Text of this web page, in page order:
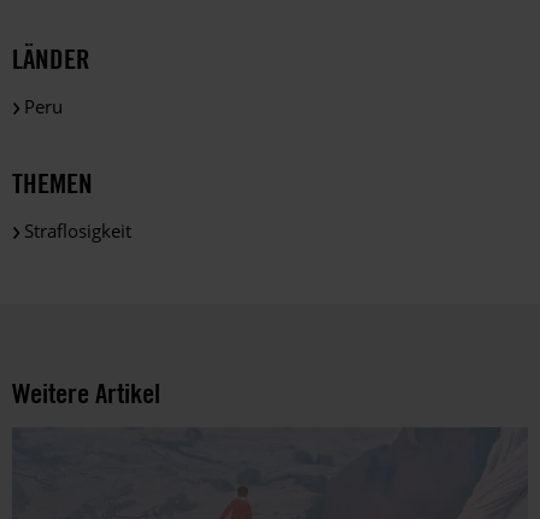
LÄNDER
Peru
THEMEN
Straflosigkeit
Weitere Artikel